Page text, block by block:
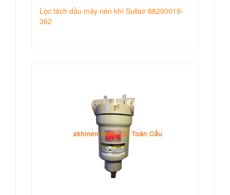
Lọc tách dầu máy nén khí Sullair 88290019-
362